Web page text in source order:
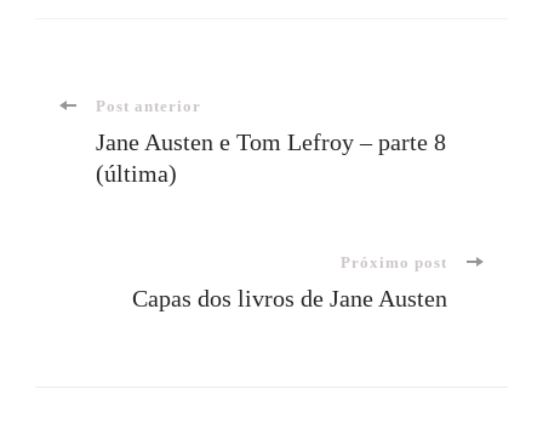
Navegação
Post anterior
Jane Austen e Tom Lefroy – parte 8
(última)
Próximo post
Capas dos livros de Jane Austen